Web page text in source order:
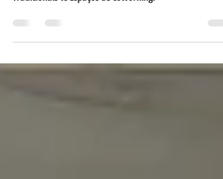
Tradicionais vs Espaços de Coworking.